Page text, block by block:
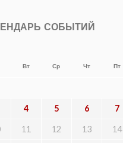
СОБЫТИЙ
Вт Ср Чт Пт
4 5 6 7
11 12 13 14